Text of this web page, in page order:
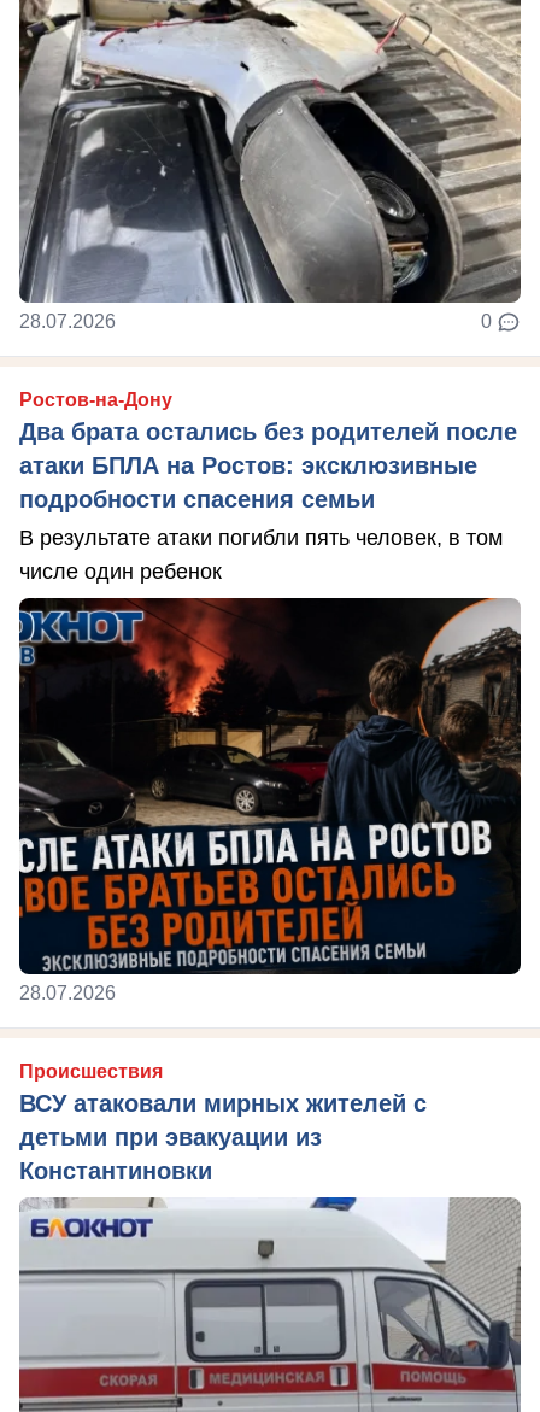
28.07.2026 0
Ростов-на-Дону
Два брата остались без родителей после
атаки БПЛА на Ростов: эксклюзивные
подробности спасения семьи
В результате атаки погибли пять человек, в том
числе один ребенок
28.07.2026
Происшествия
ВСУ атаковали мирных жителей с
детьми при эвакуации из
Константиновки